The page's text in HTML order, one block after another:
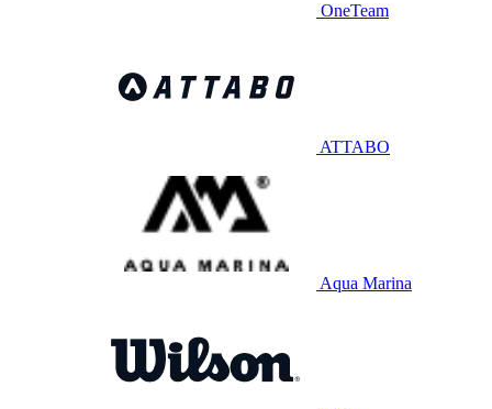
OneTeam
ATTABO
Aqua Marina